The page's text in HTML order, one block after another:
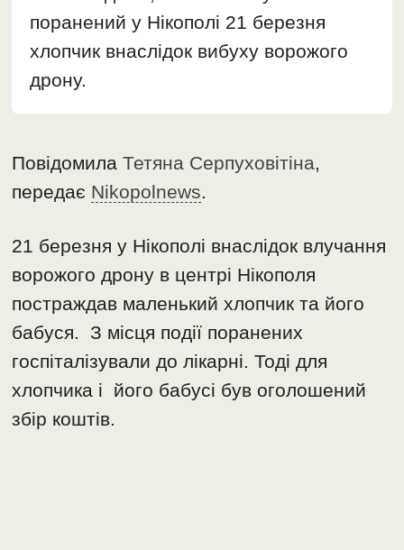
поранений у Нікополі 21 березня
хлопчик внаслідок вибуху ворожого
дрону.
ПовідомилаТетяна Серпуховітіна,
передає Nikopolnews.
21 березня у Нікополі внаслідок влучання
ворожого дрону в центрі Нікополя
постраждав маленький хлопчик та його
бабуся. З місця події поранених
госпіталізували до лікарні. Тоді для
хлопчика і його бабусі був оголошений
збір коштів.